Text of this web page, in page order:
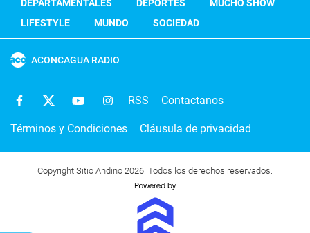
DEPARTAMENTALES
DEPORTES
MUCHO SHOW
LIFESTYLE
MUNDO SOCIEDAD
ACONCAGUA RADIO
RSS Contactanos
Términos y Condiciones Cláusula de privacidad
Copyright Sitio Andino 2026. Todos los derechos reservados.